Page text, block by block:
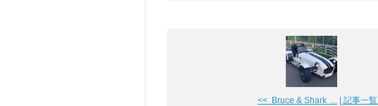
<< Bruce & Shark ... | 記事一覧 |